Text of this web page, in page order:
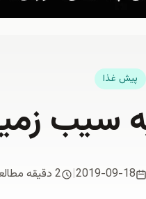
پیش غذا
سیب
2019-09-18
| 2 دقیقه مطالعه